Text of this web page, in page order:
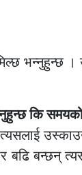
भन्नुहुन्छ ।
कि
बढि बन्छन्